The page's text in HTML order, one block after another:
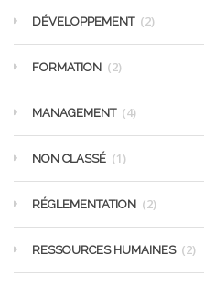
DÉVELOPPEMENT (2)
FORMATION (2)
MANAGEMENT (4)
NON CLASSÉ (1)
RÉGLEMENTATION (2)
RESSOURCES HUMAINES (2)